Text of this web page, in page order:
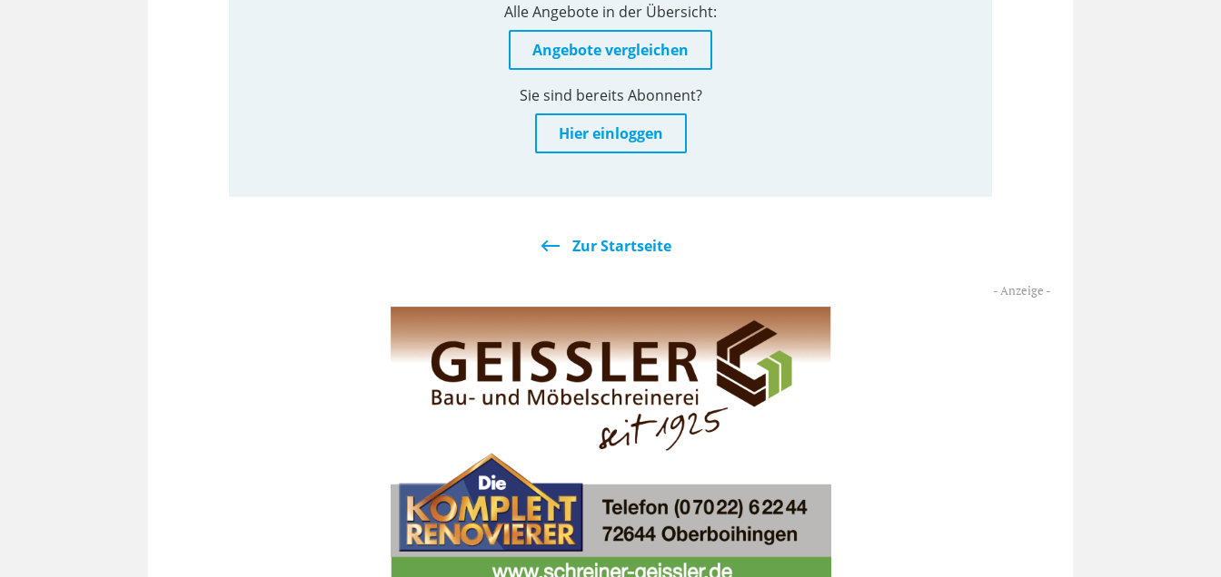
Alle Angebote in der Übersicht:
Angebote vergleichen
Sie sind bereits Abonnent?
Hier einloggen
Zur Startseite